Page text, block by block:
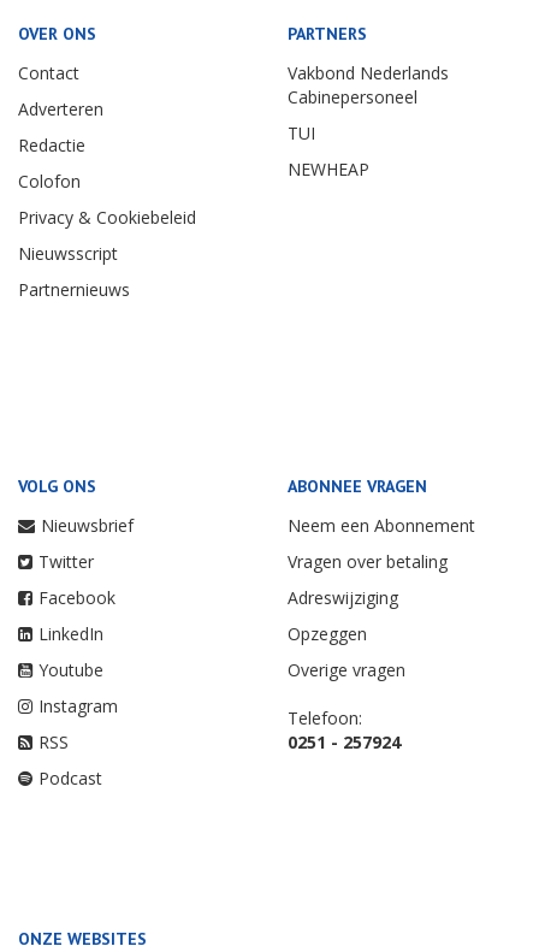
OVER ONS
Contact
Adverteren
Redactie
Colofon
Privacy & Cookiebeleid
Nieuwsscript
Partnernieuws
PARTNERS
Vakbond Nederlands
Cabinepersoneel
TUI
NEWHEAP
VOLG ONS
Nieuwsbrief
Twitter
Facebook
LinkedIn
Youtube
Instagram
RSS
Podcast
ABONNEE VRAGEN
Neem een Abonnement
Vragen over betaling
Adreswijziging
Opzeggen
Overige vragen
Telefoon:
0251 - 257924
ONZE WEBSITES